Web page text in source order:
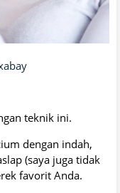
teknik ini.
dengan indah,
(saya juga tidak
favorit Anda.